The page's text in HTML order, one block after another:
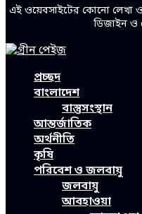
এই ওয়েবসাইটের কোনো লেখা
ডিজাইন ও
প্রচ্ছদ
বাংলাদেশ
বাস্তুসংস্থান
আন্তর্জাতিক
অর্থনীতি
কৃষি
পরিবেশ ও জলবায়ু
জলবায়ু
আবহাওয়া